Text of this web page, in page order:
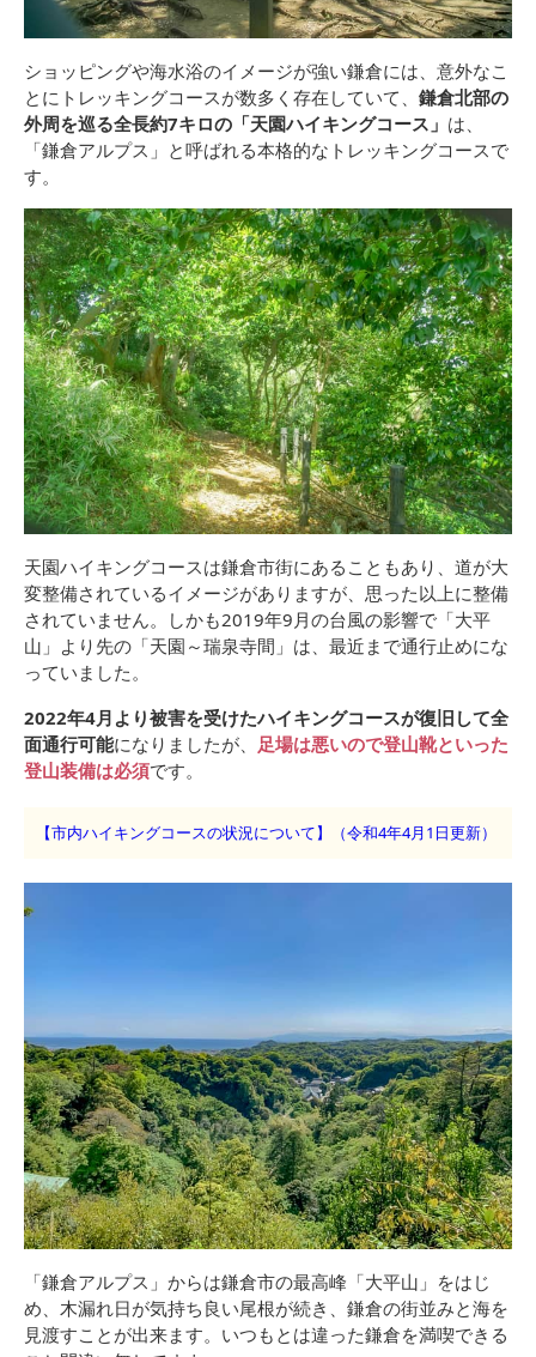
ショッピングや海水浴のイメージが強い鎌倉には、意外なこ
とにトレッキングコースが数多く存在していて、 鎌倉北部の
外周を巡る全長約7キロの「天園ハイキングコース」 は、
「鎌倉アルプス」と呼ばれる本格的なトレッキングコースで
す。
天園ハイキングコースは鎌倉市街にあることもあり、道が大
変整備されているイメージがありますが、思った以上に整備
されていません。しかも2019年9月の台風の影響で「大平
山」より先の「天園～瑞泉寺間」は、最近まで通行止めにな
っていました。
2022年4月より被害を受けたハイキングコースが復旧して全
面通行可能になりましたが、 足場は悪いので登山靴といった
登山装備は必須です。
【市内ハイキングコースの状況について】（令和4年4月1日更新）
「鎌倉アルプス」からは鎌倉市の最高峰「大平山」をはじ
め、木漏れ日が気持ち良い尾根が続き、鎌倉の街並みと海を
見渡すことが出来ます。いつもとは違った鎌倉を満喫できる